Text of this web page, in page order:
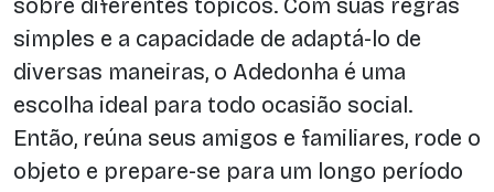
simples e a capacidade de adaptá-lo de
diversas maneiras, o Adedonha é uma
escolha ideal para todo ocasião social.
Então, reúna seus amigos e familiares, rode o
objeto e prepare-se para um longo período